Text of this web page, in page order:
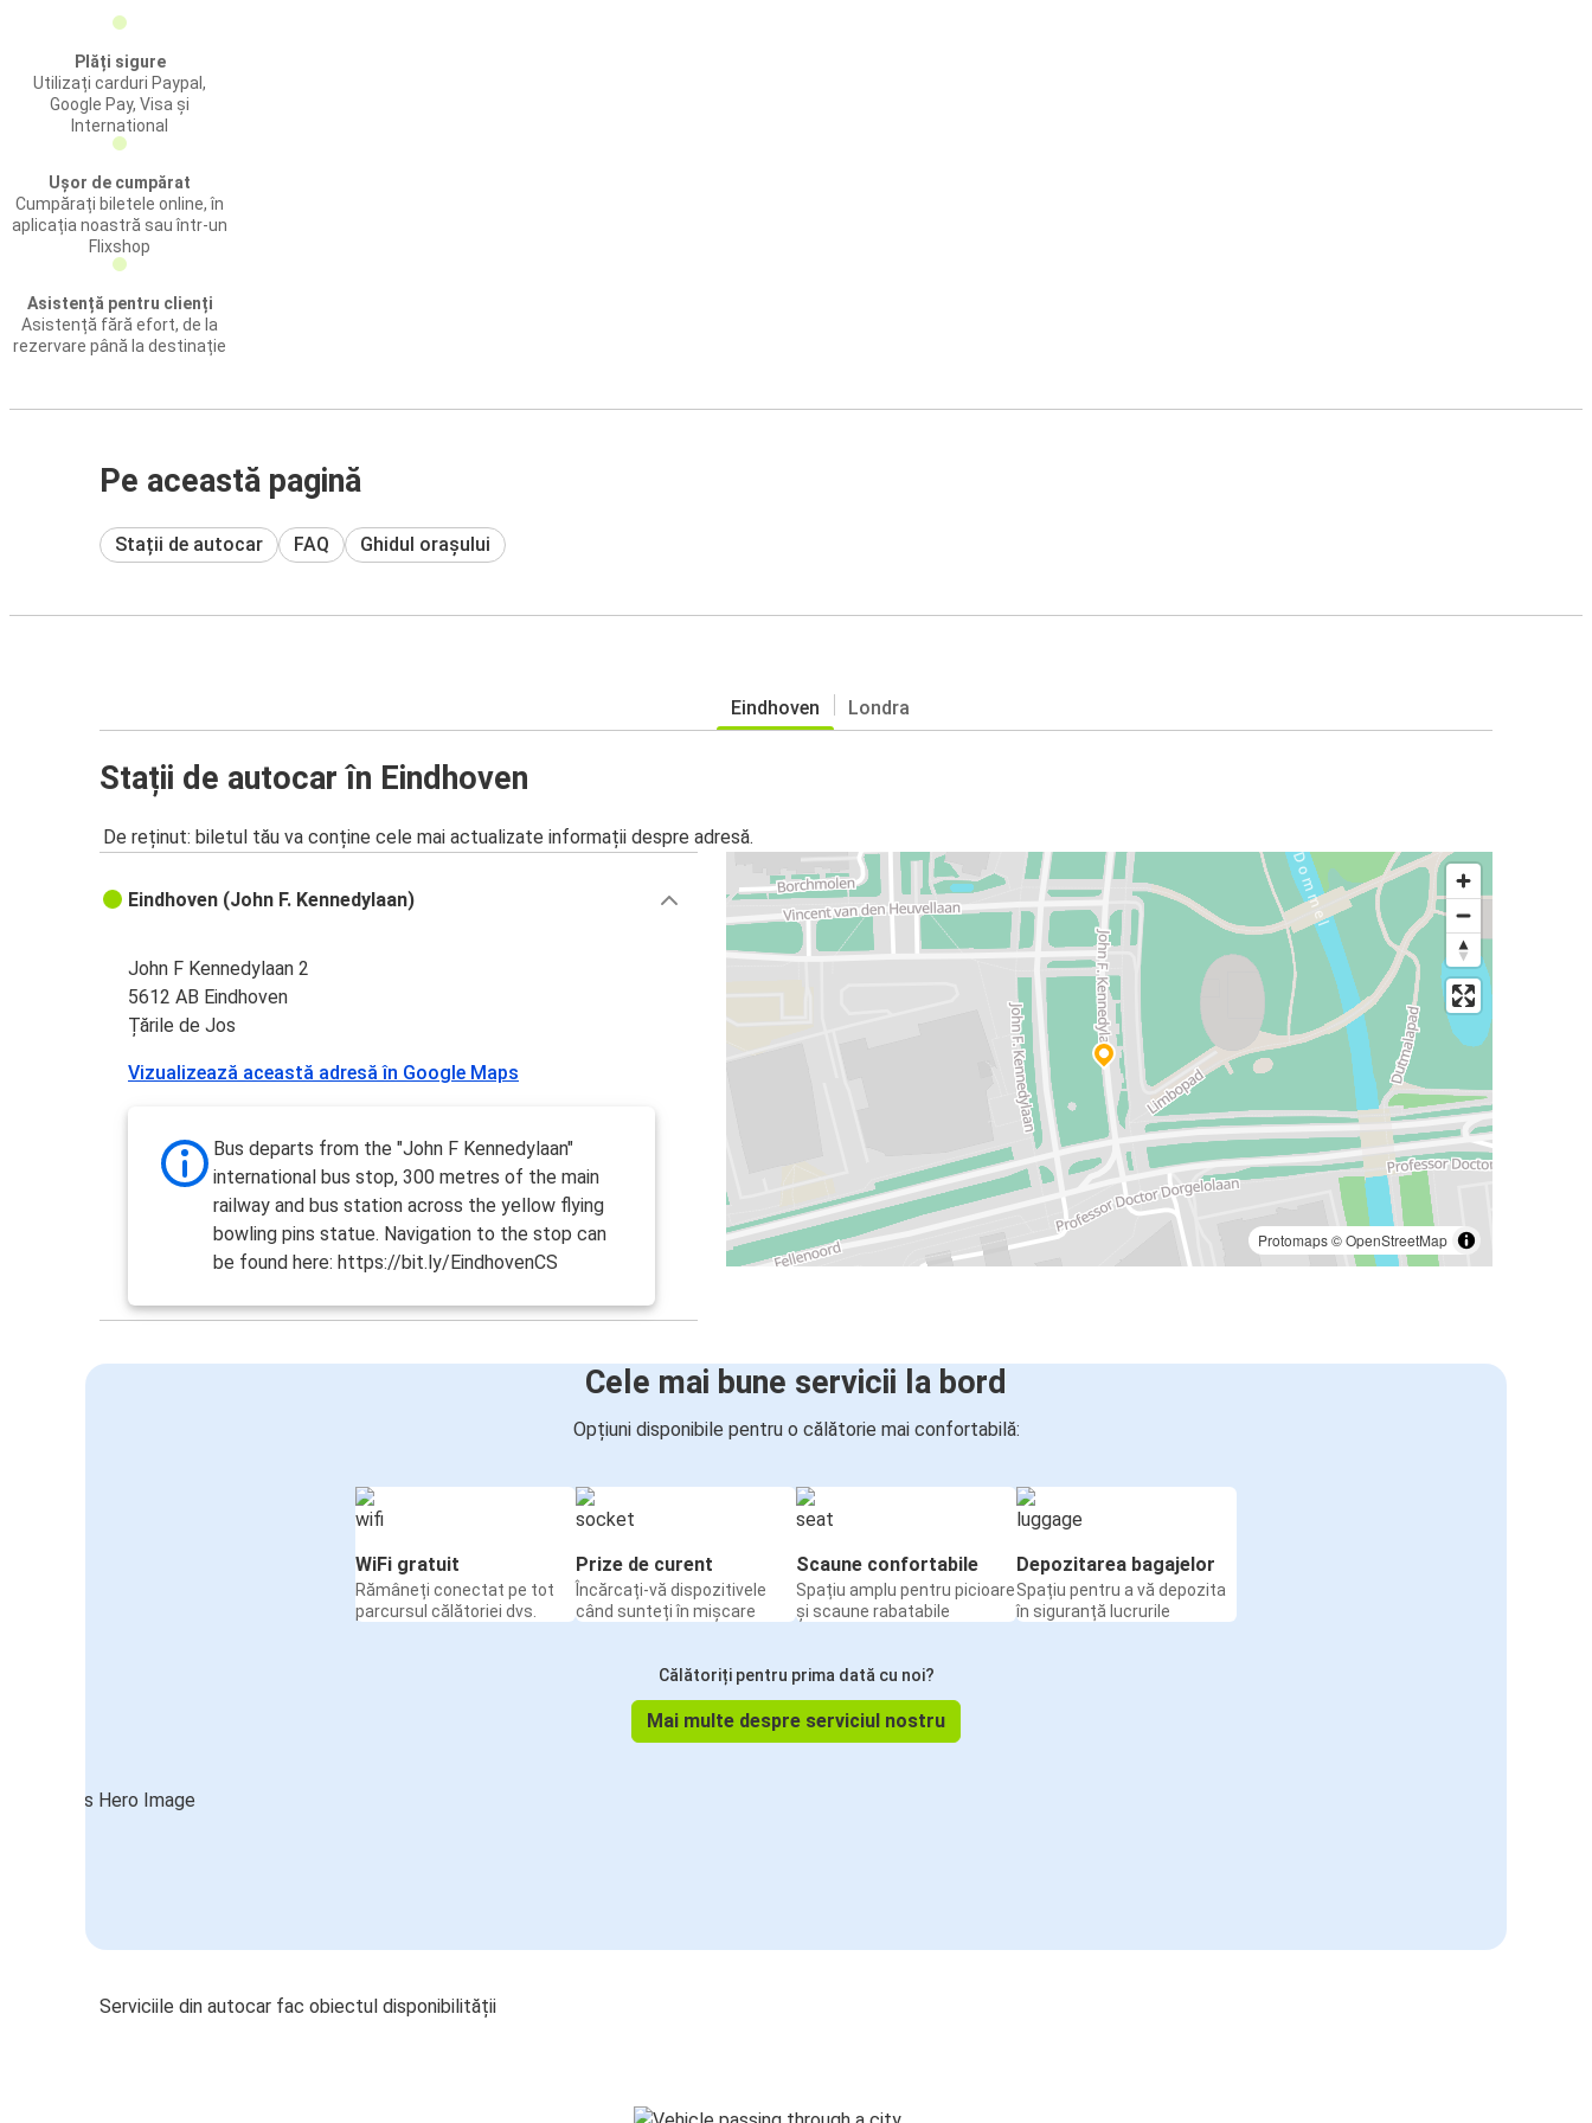
Plăți sigure
Utilizați carduri Paypal,
Google Pay, Visa și
International
Ușor de cumpărat
Cumpărați biletele online, în
aplicația noastră sau într-un
Flixshop
Asistență pentru clienți
Asistență fără efort, de la
rezervare până la destinație
Pe această pagină
Stații de autocar FAQ Ghidul orașului
Eindhoven Londra
Stații de autocar în Eindhoven
De reținut: biletul tău va conține cele mai actualizate informații despre adresă.
Protomaps©OpenStreetMap
Eindhoven (John F. Kennedylaan)
John F Kennedylaan 2
5612 AB Eindhoven
Țările de Jos
Vizualizează această adresă în Google Maps
Bus departs from the "John F Kennedylaan"
international bus stop, 300 metres of the main
railway and bus station across the yellow flying
bowling pins statue. Navigation to the stop can
be found here: https://bit.ly/EindhovenCS
Cele mai bune servicii la bord
Opțiuni disponibile pentru o călătorie mai confortabilă:
WiFi gratuit
Rămâneți conectat pe tot
parcursul călătoriei dvs.
Prize de curent
Încărcați-vă dispozitivele
când sunteți în mișcare
Scaune confortabile
Spațiu amplu pentru picioare
și scaune rabatabile
Depozitarea bagajelor
Spațiu pentru a vă depozita
în siguranță lucrurile
Călătoriți pentru prima dată cu noi?
Mai multe despre serviciul nostru
Serviciile din autocar fac obiectul disponibilității